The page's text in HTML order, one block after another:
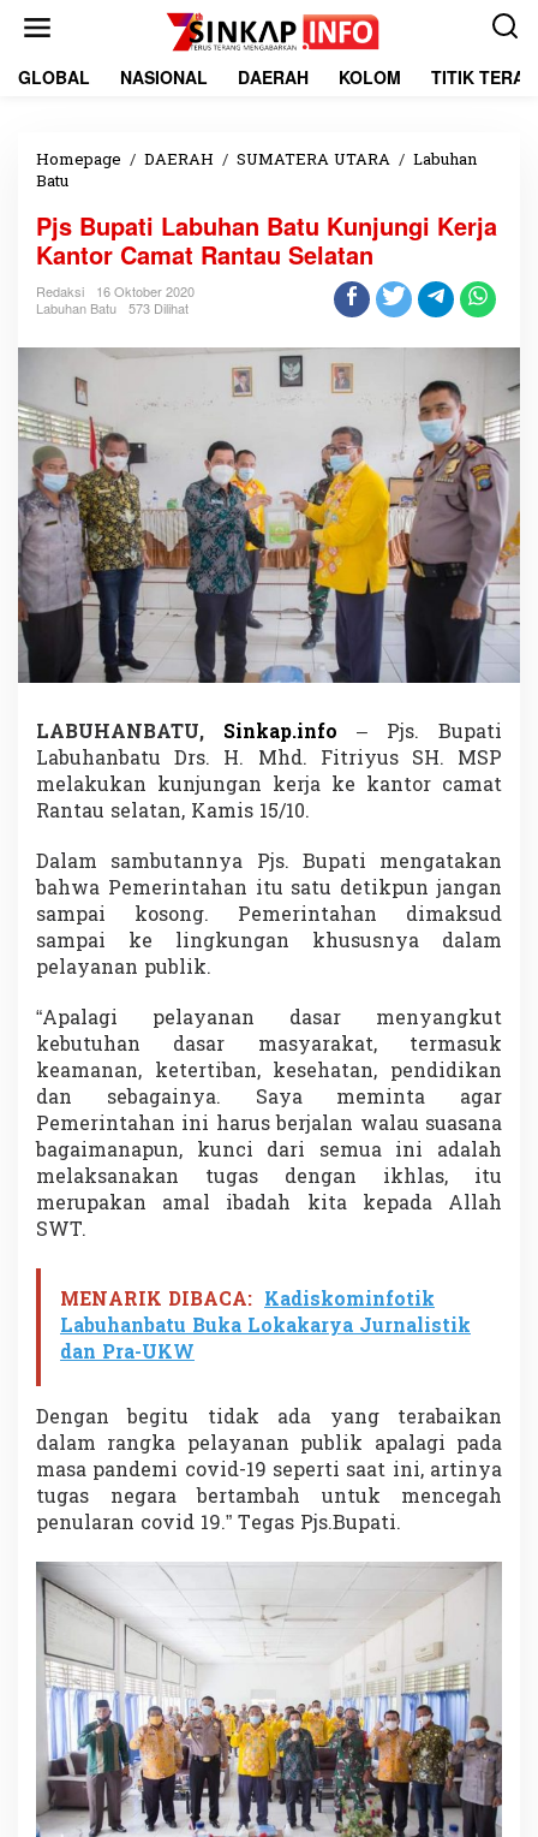
GLOBAL NASIONAL DAERAH KOLOM TITIK
Homepage / DAERAH / SUMATERA UTARA / Labuhan
Batu
s
B
u
p
a
i
L
a
b
u
a
n
B
a
t
u
K
j
n
g
i
K
e
j
a
K
a
n
t
C
a
m
a
R
a
n
t
a
u
e
l
a
t
Pjs Bupati Labuhan Batu Kunjungi Kerja
Kantor Camat Rantau Selatan
Redaksi
16 Oktober 2020
Labuhan Batu
573 Dilihat
LABUHANBATU, Sinkap.info – Pjs. Bupati
Labuhanbatu Drs. H. Mhd. Fitriyus SH. MSP
melakukan kunjungan kerja ke kantor camat
Rantau selatan, Kamis 15/10.
Dalam sambutannya Pjs. Bupati mengatakan
bahwa Pemerintahan itu satu detikpun jangan
sampai kosong. Pemerintahan dimaksud
sampai ke lingkungan khususnya dalam
pelayanan publik.
“Apalagi pelayanan dasar menyangkut
kebutuhan dasar masyarakat, termasuk
keamanan, ketertiban, kesehatan, pendidikan
dan sebagainya. Saya meminta agar
Pemerintahan ini harus berjalan walau suasana
bagaimanapun, kunci dari semua ini adalah
melaksanakan tugas dengan ikhlas, itu
merupakan amal ibadah kita kepada Allah
SWT.
MENARIK DIBACA: Kadiskominfotik
Labuhanbatu Buka Lokakarya Jurnalistik
dan Pra-UKW
Dengan begitu tidak ada yang terabaikan
dalam rangka pelayanan publik apalagi pada
masa pandemi covid-19 seperti saat ini, artinya
tugas negara bertambah untuk mencegah
penularan covid 19.” Tegas Pjs.Bupati.